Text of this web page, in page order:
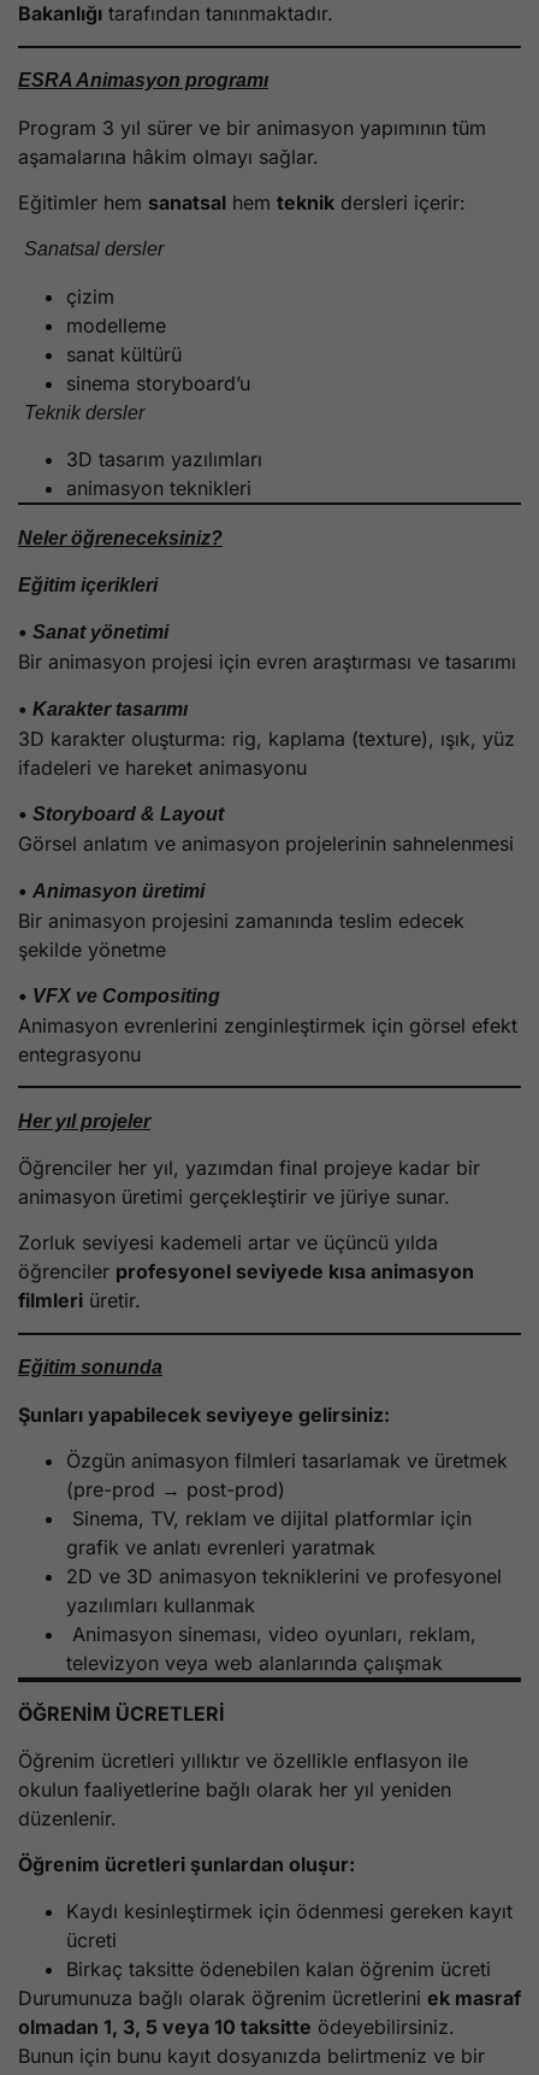
Bakanlığı tarafından tanınmaktadır.
ESRA Animasyon programı
Program 3 yıl sürer ve bir animasyon yapımının tüm
aşamalarına hâkim olmayı sağlar.
Eğitimler hem sanatsal hem teknik dersleri içerir:
Sanatsal dersler
çizim
modelleme
sanat kültürü
sinema storyboard’u
Teknik dersler
3D tasarım yazılımları
animasyon teknikleri
Neler öğreneceksiniz?
Eğitim içerikleri
• Sanat yönetimi
Bir animasyon projesi için evren araştırması ve tasarımı
• Karakter tasarımı
3D karakter oluşturma: rig, kaplama (texture), ışık, yüz
ifadeleri ve hareket animasyonu
• Storyboard & Layout
Görsel anlatım ve animasyon projelerinin sahnelenmesi
• Animasyon üretimi
Bir animasyon projesini zamanında teslim edecek
şekilde yönetme
• VFX ve Compositing
Animasyon evrenlerini zenginleştirmek için görsel efekt
entegrasyonu
Her yıl projeler
Öğrenciler her yıl, yazımdan final projeye kadar bir
animasyon üretimi gerçekleştirir ve jüriye sunar.
Zorluk seviyesi kademeli artar ve üçüncü yılda
öğrenciler profesyonel seviyede kısa animasyon
filmleri üretir.
Eğitim sonunda
Şunları yapabilecek seviyeye gelirsiniz:
Özgün animasyon filmleri tasarlamak ve üretmek
(pre-prod → post-prod)
Sinema, TV, reklam ve dijital platformlar için
grafik ve anlatı evrenleri yaratmak
2D ve 3D animasyon tekniklerini ve profesyonel
yazılımları kullanmak
Animasyon sineması, video oyunları, reklam,
televizyon veya web alanlarında çalışmak
ÖĞRENİM ÜCRETLERİ
Öğrenim ücretleri yıllıktır ve özellikle enflasyon ile
okulun faaliyetlerine bağlı olarak her yıl yeniden
düzenlenir.
Öğrenim ücretleri şunlardan oluşur:
Kaydı kesinleştirmek için ödenmesi gereken kayıt
ücreti
Birkaç taksitte ödenebilen kalan öğrenim ücreti
Durumunuza bağlı olarak öğrenim ücretlerini ek masraf
olmadan 1, 3, 5 veya 10 taksitte ödeyebilirsiniz.
Bunun için bunu kayıt dosyanızda belirtmeniz ve bir